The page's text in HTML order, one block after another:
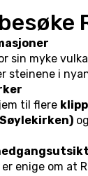
sin myke
steinene i
til flere
og
enige om at